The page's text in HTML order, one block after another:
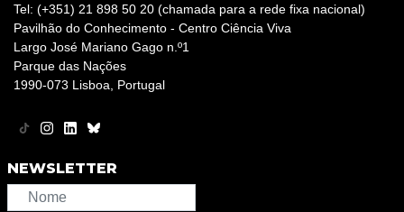
Tel: (+351) 21 898 50 20 (chamada para a rede fixa nacional)
Pavilhão do Conhecimento - Centro Ciência Viva
Largo José Mariano Gago n.º1
Parque das Nações
1990-073 Lisboa, Portugal
NEWSLETTER